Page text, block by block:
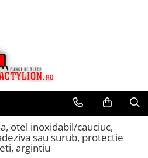
otel inoxidabil/cauciuc,
sau surub, protectie
argintiu